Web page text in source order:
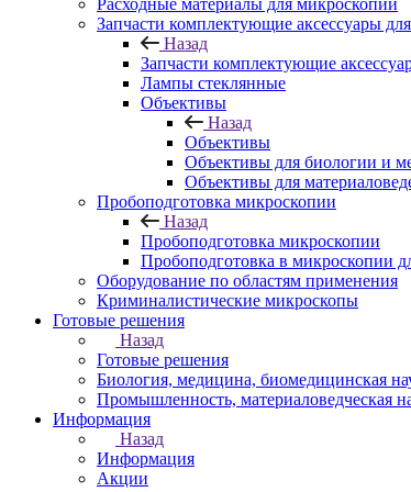
Расходные материалы для микроскопии
Запчасти комплектующие аксессуары
Назад
Запчасти комплектующие
Лампы стеклянные
Объективы
Назад
Объективы
Объективы для биологии и
Объективы для
Пробоподготовка микроскопии
Назад
Пробоподготовка микроскопии
Пробоподготовка в микроскопии
Оборудование по областям применения
Криминалистические микроскопы
Готовые решения
Назад
Готовые решения
Биология, медицина, биомедицинская
Промышленность, материаловедческая
Информация
Назад
Информация
Акции